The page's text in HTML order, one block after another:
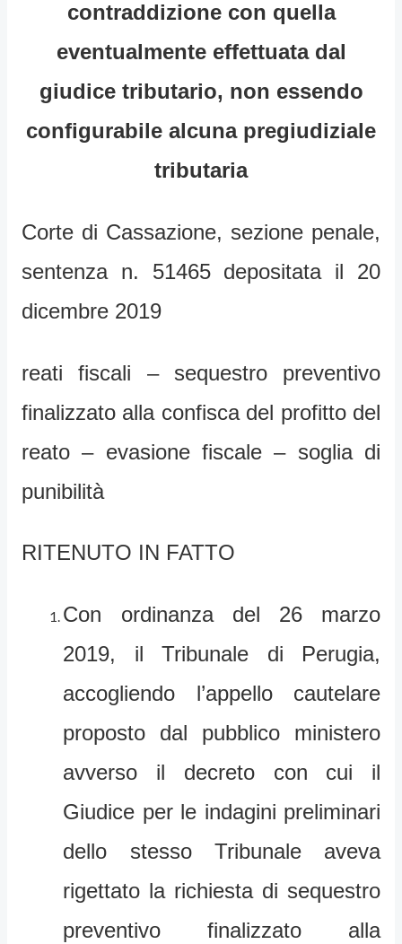
contraddizione con quella
eventualmente effettuata dal
giudice tributario, non essendo
configurabile alcuna pregiudiziale
tributaria
Corte di Cassazione, sezione penale,
sentenza n. 51465 depositata il 20
dicembre 2019
reati fiscali – sequestro preventivo
finalizzato alla confisca del profitto del
reato – evasione fiscale – soglia di
punibilità
RITENUTO IN FATTO
Con ordinanza del 26 marzo
2019, il Tribunale di Perugia,
accogliendo l’appello cautelare
proposto dal pubblico ministero
avverso il decreto con cui il
Giudice per le indagini preliminari
dello stesso Tribunale aveva
rigettato la richiesta di sequestro
preventivo finalizzato alla